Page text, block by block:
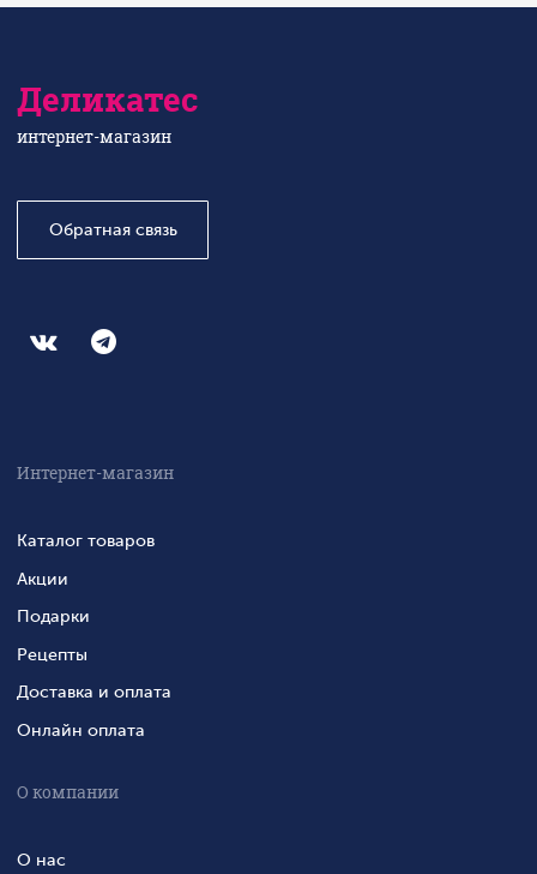
Деликатес
интернет-магазин
Обратная связь
Интернет-магазин
Каталог товаров
Акции
Подарки
Рецепты
Доставка и оплата
Онлайн оплата
О компании
О нас